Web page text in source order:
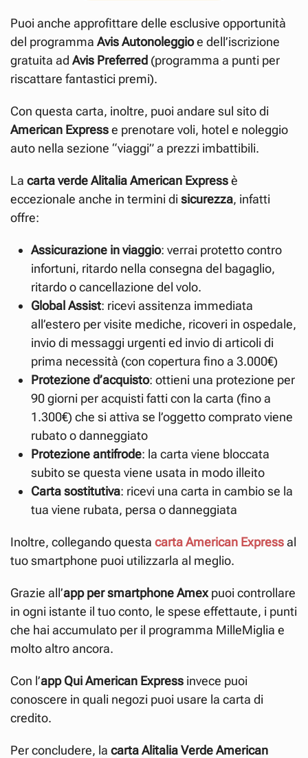
Puoi anche approfittare delle esclusive opportunità
del programma Avis Autonoleggioe dell’iscrizione
gratuita ad Avis Preferred (programma a punti per
riscattare fantastici premi).
Con questa carta, inoltre, puoi andare sul sito di
American Expresse prenotare voli, hotel e noleggio
auto nella sezione “viaggi” a prezzi imbattibili.
La carta verde Alitalia American Expressè
eccezionale anche in termini di sicurezza, infatti
offre:
Assicurazione in viaggio: verrai protetto contro
infortuni, ritardo nella consegna del bagaglio,
ritardo o cancellazione del volo.
Global Assist: ricevi assitenza immediata
all’estero per visite mediche, ricoveri in ospedale,
invio di messaggi urgenti ed invio di articoli di
prima necessità (con copertura fino a 3.000€)
Protezione d’acquisto: ottieni una protezione per
90 giorni per acquisti fatti con la carta (fino a
1.300€) che si attiva se l’oggetto comprato viene
rubato o danneggiato
Protezione antifrode: la carta viene bloccata
subito se questa viene usata in modo illeito
Carta sostitutiva: ricevi una carta in cambio se la
tua viene rubata, persa o danneggiata
Inoltre, collegando questa carta American Expressal
tuo smartphone puoi utilizzarla al meglio.
Grazie all’app per smartphone Amex puoi controllare
in ogni istante il tuo conto, le spese effettaute, i punti
che hai accumulato per il programma MilleMiglia e
molto altro ancora.
Con l’app Qui American Express invece puoi
conoscere in quali negozi puoi usare la carta di
credito.
Per concludere, la carta Alitalia Verde American